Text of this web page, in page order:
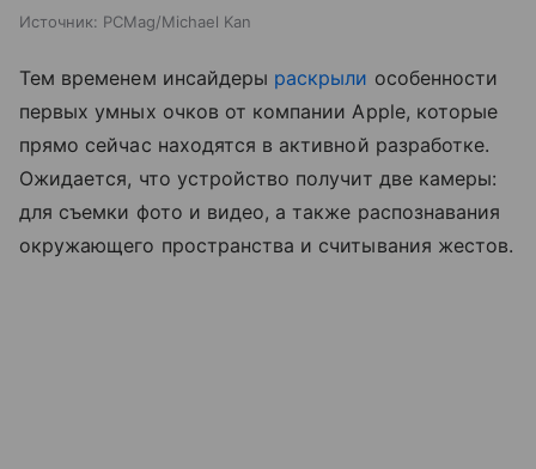
Источник: PCMag/Michael Kan
Тем временем инсайдеры раскрыли особенности
первых умных очков от компании Apple, которые
прямо сейчас находятся в активной разработке.
Ожидается, что устройство получит две камеры:
для съемки фото и видео, а также распознавания
окружающего пространства и считывания жестов.